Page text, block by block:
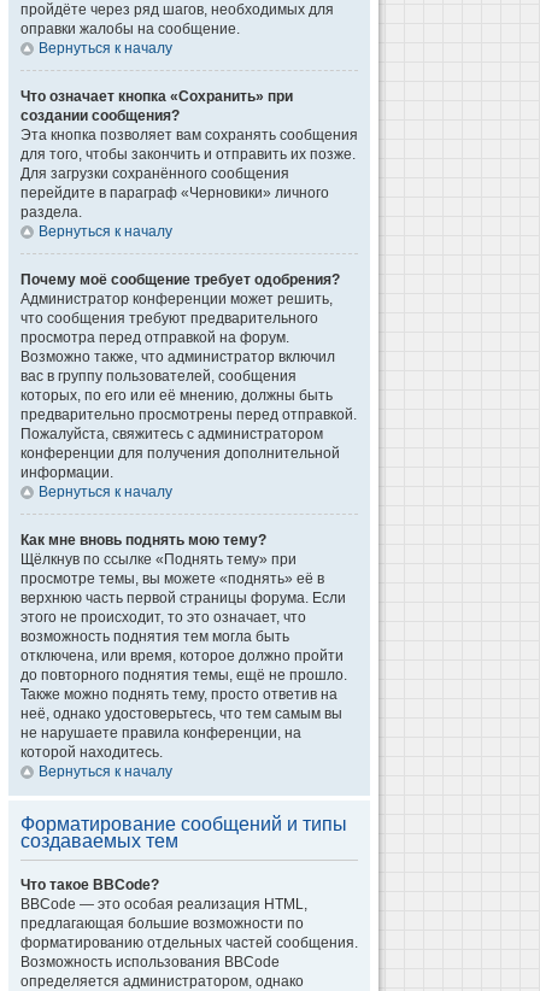
пройдёте через ряд шагов, необходимых для
оправки жалобы на сообщение.
Вернуться к началу
Что означает кнопка «Сохранить» при
создании сообщения?
Эта кнопка позволяет вам сохранять сообщения
для того, чтобы закончить и отправить их позже.
Для загрузки сохранённого сообщения
перейдите в параграф «Черновики» личного
раздела.
Вернуться к началу
Почему моё сообщение требует одобрения?
Администратор конференции может решить,
что сообщения требуют предварительного
просмотра перед отправкой на форум.
Возможно также, что администратор включил
вас в группу пользователей, сообщения
которых, по его или её мнению, должны быть
предварительно просмотрены перед отправкой.
Пожалуйста, свяжитесь с администратором
конференции для получения дополнительной
информации.
Вернуться к началу
Как мне вновь поднять мою тему?
Щёлкнув по ссылке «Поднять тему» при
просмотре темы, вы можете «поднять» её в
верхнюю часть первой страницы форума. Если
этого не происходит, то это означает, что
возможность поднятия тем могла быть
отключена, или время, которое должно пройти
до повторного поднятия темы, ещё не прошло.
Также можно поднять тему, просто ответив на
неё, однако удостоверьтесь, что тем самым вы
не нарушаете правила конференции, на
которой находитесь.
Вернуться к началу
Форматирование сообщений и типы
создаваемых тем
Что такое BBCode?
BBCode — это особая реализация HTML,
предлагающая большие возможности по
форматированию отдельных частей сообщения.
Возможность использования BBCode
определяется администратором, однако